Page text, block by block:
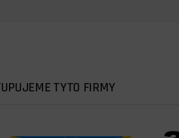
TYTO FIRMY